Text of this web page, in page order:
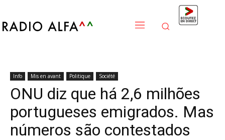
Info Mis en avant Politique Société
ONU diz que há 2,6 milhões
portugueses emigrados. Mas
números são contestados